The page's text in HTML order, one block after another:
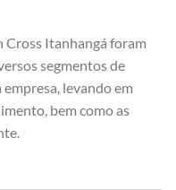
Cross Itanhangá foram
segmentos de
empresa, levando em
bem como as